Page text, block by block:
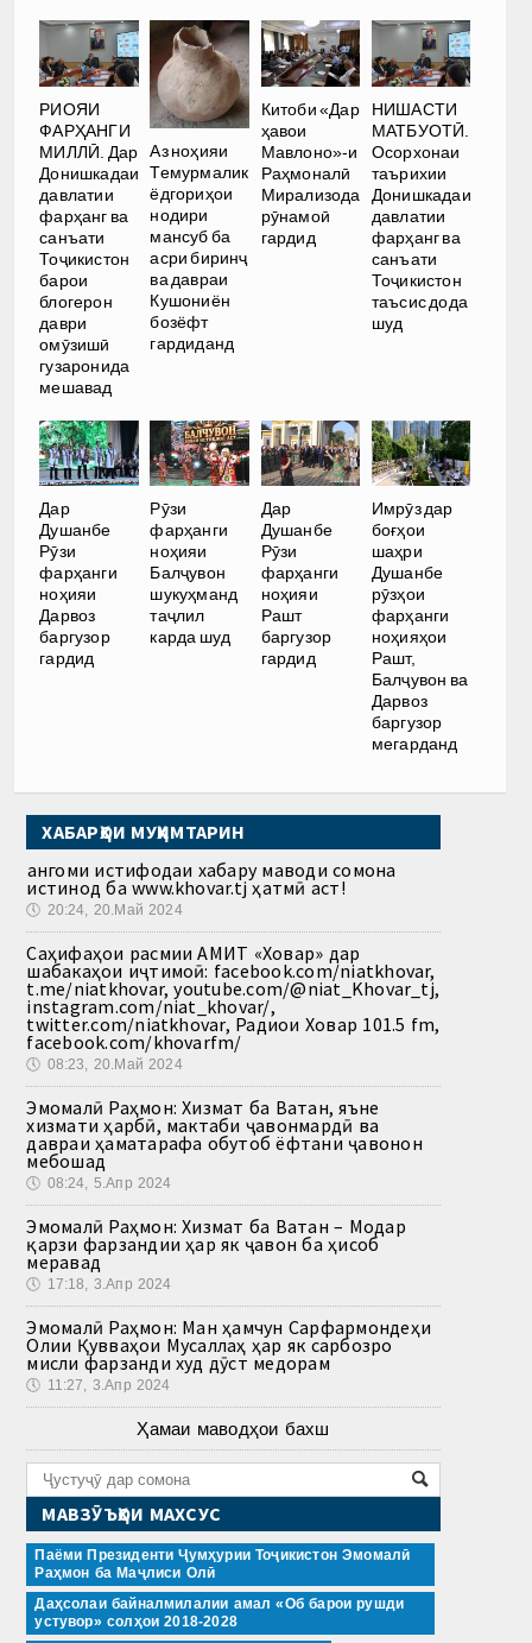
РИОЯИ
ФАРҲАНГИ
МИЛЛӢ. Дар
Донишкадаи
давлатии
фарҳанг ва
санъати
Тоҷикистон
барои
блогерон
даври
омӯзишӣ
гузаронида
мешавад
Аз ноҳияи
Темурмалик
ёдгориҳои
нодири
мансуб ба
асри биринҷ
ва давраи
Кушониён
бозёфт
гардиданд
Китоби «Дар
ҳавои
Мавлоно»-и
Раҳмоналӣ
Мирализода
рӯнамоӣ
гардид
НИШАСТИ
МАТБУОТӢ.
Осорхонаи
таърихии
Донишкадаи
давлатии
фарҳанг ва
санъати
Тоҷикистон
таъсис дода
шуд
Дар
Душанбе
Рӯзи
фарҳанги
ноҳияи
Дарвоз
баргузор
гардид
Рӯзи
фарҳанги
ноҳияи
Балҷувон
шукуҳманд
таҷлил
карда шуд
Дар
Душанбе
Рӯзи
фарҳанги
ноҳияи
Рашт
баргузор
гардид
Имрӯз дар
боғҳои
шаҳри
Душанбе
рӯзҳои
фарҳанги
ноҳияҳои
Рашт,
Балҷувон ва
Дарвоз
баргузор
мегарданд
ХАБАРҲОИ МУҲИМТАРИН
Ҳангоми истифодаи хабару маводи сомона
истинод ба www.khovar.tj ҳатмӣ аст!
🕔 20:24, 20.Май 2024
Саҳифаҳои расмии АМИТ «Ховар» дар
шабакаҳои иҷтимоӣ: facebook.com/niatkhovar,
t.me/niatkhovar, youtube.com/@niat_Khovar_tj,
instagram.com/niat_khovar/,
twitter.com/niatkhovar, Радиои Ховар 101.5 fm,
facebook.com/khovarfm/
🕔 08:23, 20.Май 2024
Эмомалӣ Раҳмон: Хизмат ба Ватан, яъне
хизмати ҳарбӣ, мактаби ҷавонмардӣ ва
давраи ҳаматарафа обутоб ёфтани ҷавонон
мебошад
🕔 08:24, 5.Апр 2024
Эмомалӣ Раҳмон: Хизмат ба Ватан – Модар
қарзи фарзандии ҳар як ҷавон ба ҳисоб
меравад
🕔 17:18, 3.Апр 2024
Эмомалӣ Раҳмон: Ман ҳамчун Сарфармондеҳи
Олии Қувваҳои Мусаллаҳ ҳар як сарбозро
мисли фарзанди худ дӯст медорам
🕔 11:27, 3.Апр 2024
Ҳамаи маводҳои бахш
МАВЗӮЪҲОИ МАХСУС
Паёми Президенти Ҷумҳурии Тоҷикистон Эмомалӣ
Раҳмон ба Маҷлиси Олӣ
Даҳсолаи байналмилалии амал «Об барои рушди
устувор» солҳои 2018-2028